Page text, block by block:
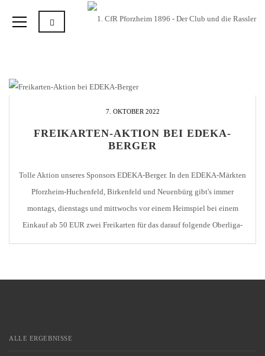
7. OKTOBER 2022
FREIKARTEN-AKTION BEI EDEKA-
BERGER
Tolle Aktion unseres Sponsors EDEKA-Berger. In den EDEKA-Märkten
Pforzheim-Huchenfeld, Birkenfeld und Neuenbürg gibt's immer
montags, dienstags und mittwochs vor einem Heimspiel bei einem
Einkauf ab 50 EUR zwei Freikarten für das darauf folgende Oberliga-
Heimspiel des 1. CfR Pforzheim. Die Aktion läuft noch bis Ende
ALLE ERGEBNISSE